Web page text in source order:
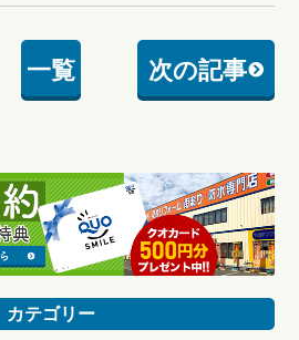
一覧 次の記事
カテゴリー